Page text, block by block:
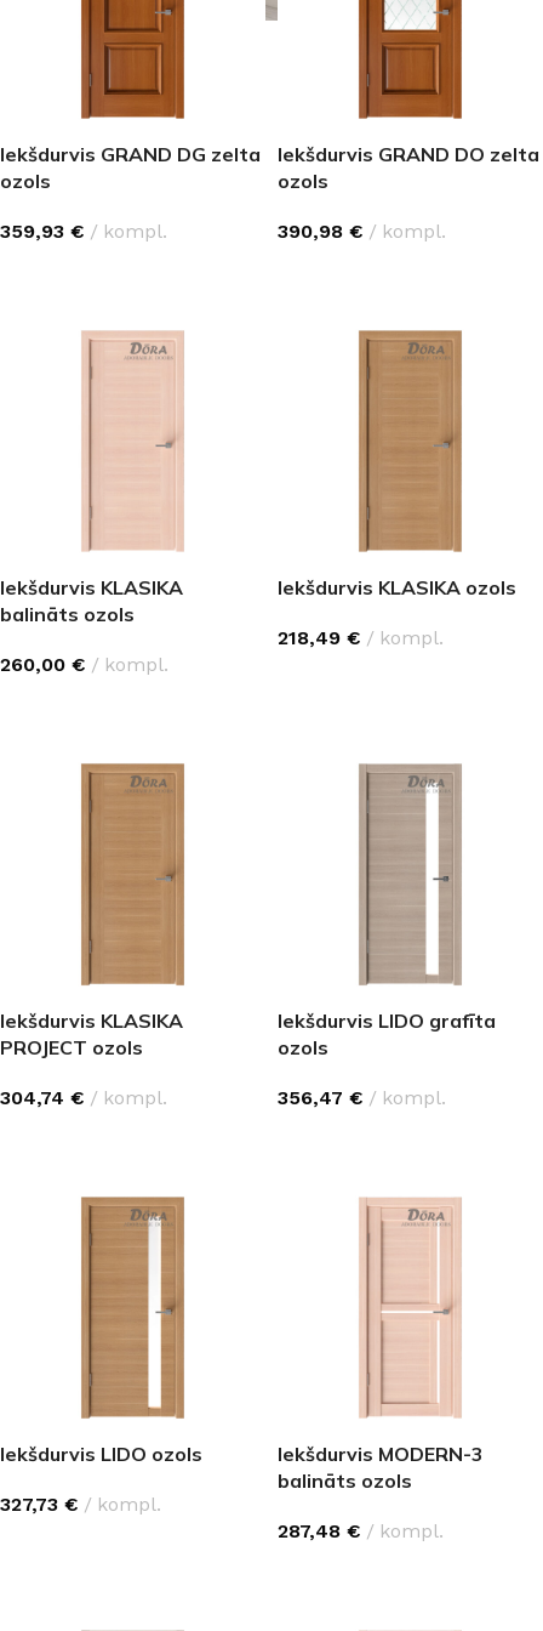
Iekšdurvis GRAND DG zelta
ozols
359,93 € kompl.
Iekšdurvis GRAND DO zelta
ozols
390,98 € kompl.
Iekšdurvis KLASIKA
balināts ozols
260,00 € kompl.
Iekšdurvis KLASIKA ozols
218,49 € kompl.
Iekšdurvis KLASIKA
PROJECT ozols
304,74 € kompl.
Iekšdurvis LIDO grafīta
ozols
356,47 € kompl.
Iekšdurvis LIDO ozols
327,73 € kompl.
Iekšdurvis MODERN-3
balināts ozols
287,48 € kompl.